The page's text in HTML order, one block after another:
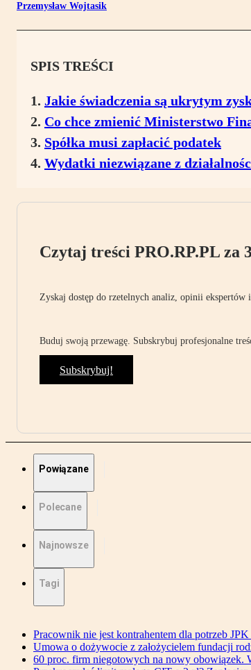
Przemysław Wojtasik
SPIS TREŚCI
Jakie świadczenia są ukrytym
Co chce zmienić Ministerstwo
Spółka musi zapłacić podatek
Wydatki niezwiązane z
Czytaj treści PRO.RP.PL za
Zyskaj dostęp do rzetelnych analiz, opinii ekspertów
Buduj swoją przewagę. Subskrybuj profesjonalne
Subskrybuj!
Powiązane
Polecane
Najnowsze
Tagi
Pracownik nie jest kontrahentem dla potrzeb
Umowa o dożywocie z założycielem fundacji
60 proc. firm niegotowych na nowy obowiązek.